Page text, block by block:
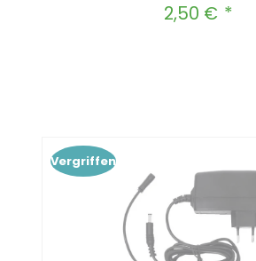
Regulärer
2,50 €
Vergriffen